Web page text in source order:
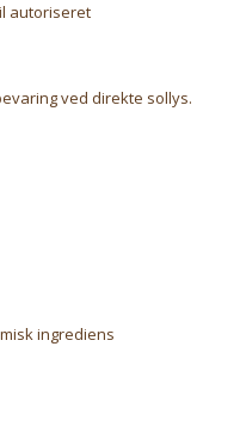
autoriseret
ved direkte sollys.
ingrediens